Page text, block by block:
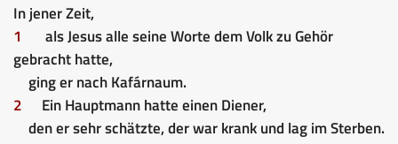
In jener Zeit,
1
als Jesus alle seine Worte dem Volk zu Gehör
gebracht hatte,
ging er nach Kafárnaum.
2
Ein Hauptmann hatte einen Diener,
den er sehr schätzte, der war krank und lag im Sterben.